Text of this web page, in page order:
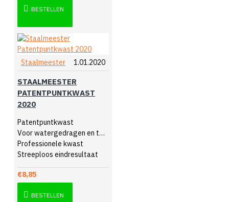
BESTELLEN
Staalmeester 1.01.2020
STAALMEESTER
PATENTPUNTKWAST
2020
Patentpuntkwast
Voor watergedragen en terpentine
Professionele kwast
Streeploos eindresultaat
€8,85
BESTELLEN